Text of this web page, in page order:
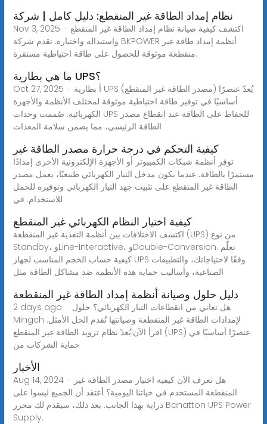
نظام إمداد الطاقة غير المنقطع: دليل كامل | شركة
Nov 3, 2025 · اكتشف كيفية صيانة نظام إمداد الطاقة غير المنقطع
واستبداله واختياره. تقدم شركة BKPOWER أنظمة إمداد طاقة غير
منقطعة موثوقة للحصول على طاقة احتياطية مستقرة.
ما هي بطارية UPS؟
Oct 27, 2025 · أ بطارية UPS (مصدر الطاقة غير المنقطع) يُعدّ عنصرًا
أساسيًا في توفير طاقة احتياطية موثوقة لمختلف الأنظمة والأجهزة
الكهربائية. صُممت وحدات UPS للحفاظ على الطاقة عند انقطاع مصدر
الطاقة الرئيسي، مما يضمن سلامة المعدات
كيفية التحكم في درجة حرارة مصدر الطاقة غير
توفر أنظمة شبكات الكمبيوتر أو الأجهزة الإلكترونية الأخرى إمدادًا
مستمرًا بالطاقة. عندما يكون مدخل التيار الكهربائي طبيعيًا، يعمل مصدر
الطاقة غير المنقطع على تثبيت جهد التيار الكهربائي وتوفيره للحمل
للاستخدام. في
كيفية اختيار النظام الكهربائي غير المنقطع
اكتشف الاختلافات بين أنظمة التغذية غير المنقطعة (UPS) من نوع
Standby، وLine-Interactive، وDouble-Conversion. تعلّم
كيفية حساب الحجم المناسب لجهاز UPS وفقًا لاحتياجاتك، والتطبيقات
الصناعية، وأساليب حماية هذه الأنظمة ضد مشاكل الطاقة مثل
دليل حلول وصيانة أنظمة إمداد الطاقة غير المنقطعة
2 days ago · هل تعاني من انقطاعات التيار الكهربائي؟ حلول
Mingch لإمدادات الطاقة غير المنقطعة وصيانتها تُقدم الحل الأمثل.
اقرأ الآن!يُعدّ نظام تزويد الطاقة غير المنقطع (UPS) عنصرًا أساسيًا في
حماية الشركات من
الأخبار
Aug 14, 2024 · هل تعرف الآن كيفية اختيار مصدر الطاقة غير
المنقطعة المستخدم في حياتنا اليومية؟ أعتقد أن الجميع ليسوا على
دراية بهذا الجانب. بعد ذلك، سيقدم لك محرر Banatton UPS Power
Supply.